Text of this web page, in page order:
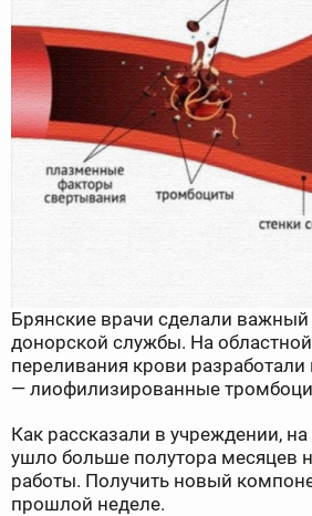
Брянские врачи сделали
донорской службы. На
переливания крови
— лиофилизированные
Как рассказали в учреждении,
ушло больше полутора месяцев
работы. Получить новый
прошлой неделе.